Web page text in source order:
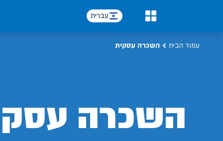
עברית
עמוד הבית השכרה עסקית
השכרה